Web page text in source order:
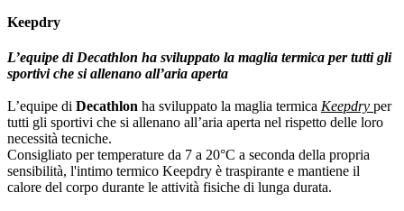
Keepdry
L’equipe di Decathlon ha sviluppato la maglia termica per tutti gli
sportivi che si allenano all’aria aperta
L’equipe di Decathlon ha sviluppato la maglia termica Keepdry per
tutti gli sportivi che si allenano all’aria aperta nel rispetto delle loro
necessità tecniche.
Consigliato per temperature da 7 a 20°C a seconda della propria
sensibilità, l'intimo termico Keepdry è traspirante e mantiene il
calore del corpo durante le attività fisiche di lunga durata.